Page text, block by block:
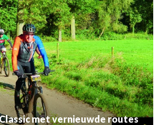
Vasser Heuvelen Classic met vernieuwde routes